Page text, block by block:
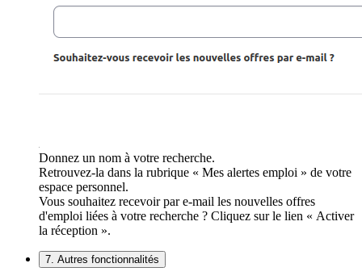
Donnez un nom à votre recherche.
Retrouvez-la dans la rubrique « Mes alertes emploi » de votre
espace personnel.
Vous souhaitez recevoir par e-mail les nouvelles offres
d'emploi liées à votre recherche ? Cliquez sur le lien « Activer
la réception ».
7. Autres fonctionnalités